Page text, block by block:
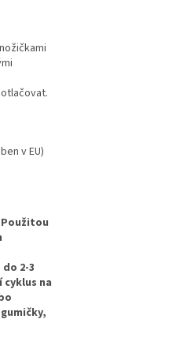
v EU)
Použitou
2-3
na